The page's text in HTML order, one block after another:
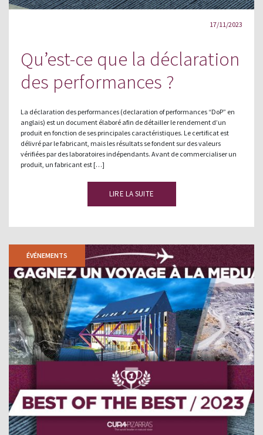
17/11/2023
Qu’est-ce que la déclaration
des performances ?
La déclaration des performances (declaration of performances “DoP” en
anglais) est un document élaboré afin de détailler le rendement d’un
produit en fonction de ses principales caractéristiques. Le certificat est
délivré par le fabricant, mais les résultats se fondent sur des valeurs
vérifiées par des laboratoires indépendants. Avant de commercialiser un
produit, un fabricant est […]
LIRE LA SUITE
ÉVÉNEMENTS